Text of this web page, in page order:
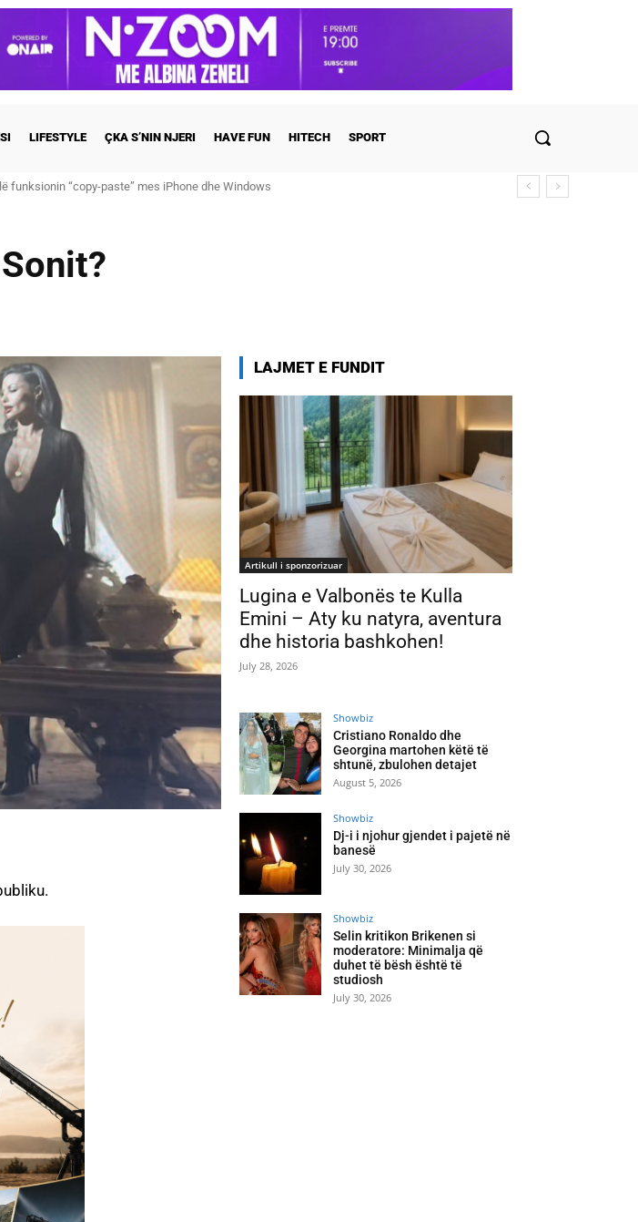
LIFESTYLE ÇKA S’NIN NJERI HAVE FUN HITECH SPORT
dhe Georgina martohen këtë të shtunë, zbulohen detajet
LAJMET E FUNDIT
Artikull i sponzorizuar
Lugina e Valbonës te Kulla
Emini – Aty ku natyra, aventura
dhe historia bashkohen!
July 28, 2026
Showbiz
Cristiano Ronaldo dhe
Georgina martohen këtë të
shtunë, zbulohen detajet
August 5, 2026
Showbiz
Dj-i i njohur gjendet i pajetë në
banesë
July 30, 2026
Showbiz
Selin kritikon Brikenen si
moderatore: Minimalja që
duhet të bësh është të
studiosh
July 30, 2026